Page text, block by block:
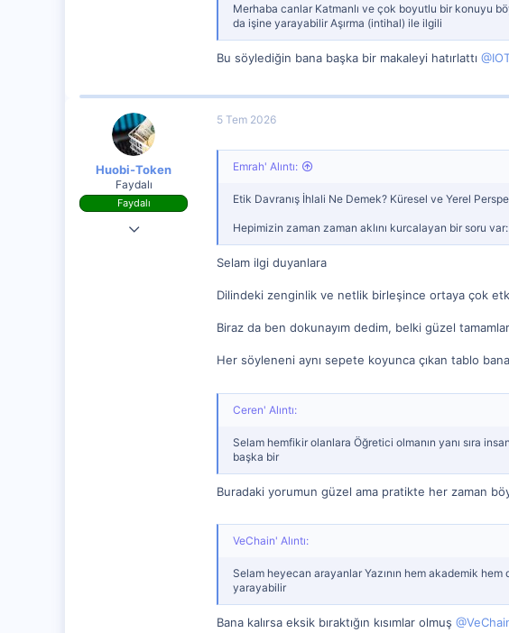
Merhaba canlar Katmanlı ve çok boyutlu bir konuyu
da işine yarayabilir Aşırma (intihal) ile ilgili
Bu söylediğin bana başka bir makaleyi hatırlattı
Huobi-Token
Faydalı
Faydalı
28 Ağu 2023
5 Tem 2026
Emrah' Alıntı:
Etik Davranış İhlali Ne Demek? Küresel ve Yerel
Hepimizin zaman zaman aklını kurcalayan bir soru
Selam ilgi duyanlara
Dilindeki zenginlik ve netlik birleşince ortaya çok
Biraz da ben dokunayım dedim, belki güzel tamamlar
Her söyleneni aynı sepete koyunca çıkan tablo
Ceren' Alıntı:
Selam hemfikir olanlara Öğretici olmanın yanı sıra
başka bir
Buradaki yorumun güzel ama pratikte her zaman
VeChain' Alıntı:
Selam heyecan arayanlar Yazının hem akademik
yarayabilir
Bana kalırsa eksik bıraktığın kısımlar olmuş